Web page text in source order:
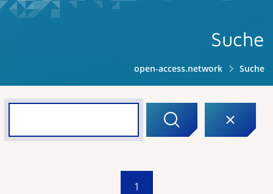
Suche
open-access.network Suche
1